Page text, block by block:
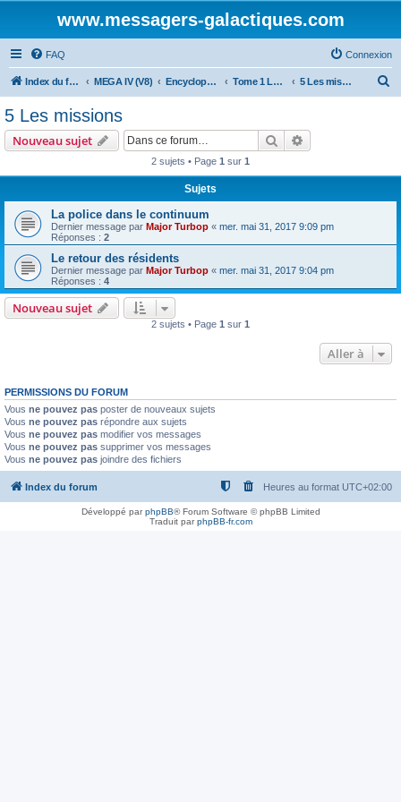
www.messagers-galactiques.com
FAQ Connexion
Index du forum MEGA IV (V8) Encyclopédie (V8) Tome 1 La Guilde 5 Les missions
5 Les missions
Nouveau sujet Rechercher
2 sujets • Page 1 sur 1
Sujets
La police dans le continuum
Dernier message par Major Turbop « mer. mai 31, 2017 9:09 pm
Réponses : 2
Le retour des résidents
Dernier message par Major Turbop « mer. mai 31, 2017 9:04 pm
Réponses : 4
Nouveau sujet
2 sujets • Page 1 sur 1
Aller à
PERMISSIONS DU FORUM
Vous ne pouvez pas poster de nouveaux sujets
Vous ne pouvez pas répondre aux sujets
Vous ne pouvez pas modifier vos messages
Vous ne pouvez pas supprimer vos messages
Vous ne pouvez pas joindre des fichiers
Index du forum Heures au format UTC+02:00
Développé parphpBB® Forum Software © phpBB Limited
Traduit parphpBB-fr.com